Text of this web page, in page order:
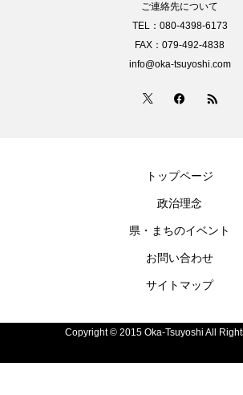
ご連絡先について
TEL：080-4398-6173
FAX：079-492-4838
info@oka-tsuyoshi.com
トップページ
政治理念
県・まちのイベント
お問い合わせ
サイトマップ
Copyright © 2015 Oka-Tsuyoshi All